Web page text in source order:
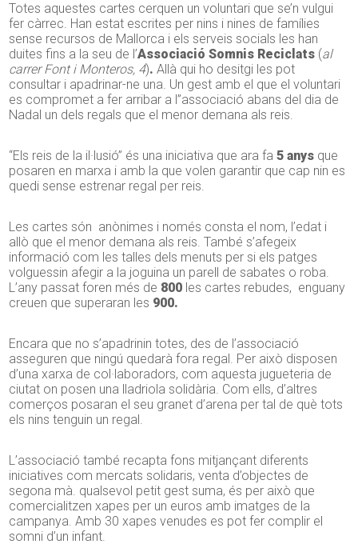
Totes aquestes cartes cerquen un voluntari que se’n vulgui
fer càrrec. Han estat escrites per nins i nines de famílies
sense recursos de Mallorca i els serveis socials les han
duites fins a la seu de l’Associació Somnis Reciclats (al
carrer Font i Monteros, 4). Allà qui ho desitgi les pot
consultar i apadrinar-ne una. Un gest amb el que el voluntari
es compromet a fer arribar a l”associació abans del dia de
Nadal un dels regals que el menor demana als reis.
“Els reis de la il·lusió” és una iniciativa que ara fa 5 anys que
posaren en marxa i amb la que volen garantir que cap nin es
quedi sense estrenar regal per reis.
Les cartes són anònimes i només consta el nom, l’edat i
allò que el menor demana als reis. També s’afegeix
informació com les talles dels menuts per si els patges
volguessin afegir a la joguina un parell de sabates o roba.
L’any passat foren més de 800 les cartes rebudes, enguany
creuen que superaran les 900.
Encara que no s’apadrinin totes, des de l’associació
asseguren que ningú quedarà fora regal. Per això disposen
d’una xarxa de col·laboradors, com aquesta jugueteria de
ciutat on posen una lladriola solidària. Com ells, d’altres
comerços posaran el seu granet d’arena per tal de què tots
els nins tenguin un regal.
L’associació també recapta fons mitjançant diferents
iniciatives com mercats solidaris, venta d’objectes de
segona mà. qualsevol petit gest suma, és per això que
comercialitzen xapes per un euros amb imatges de la
campanya. Amb 30 xapes venudes es pot fer complir el
somni d’un infant.